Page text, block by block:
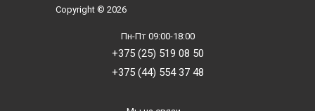
Copyright © 2026
Пн-Пт 09:00-18:00
+375 (25) 519 08 50
+375 (44) 554 37 48